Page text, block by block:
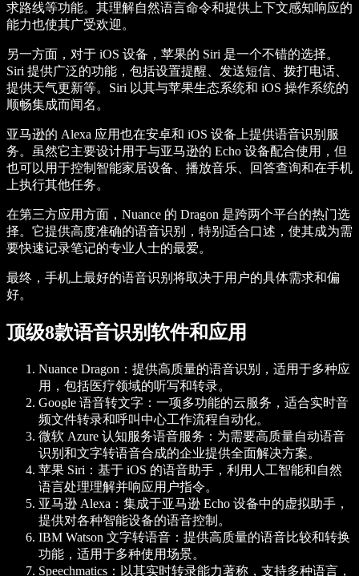
求路线等功能。其理解自然语言命令和提供上下文感知响应的
能力也使其广受欢迎。
另一方面，对于 iOS 设备，苹果的 Siri 是一个不错的选择。
Siri 提供广泛的功能，包括设置提醒、发送短信、拨打电话、
提供天气更新等。Siri 以其与苹果生态系统和 iOS 操作系统的
顺畅集成而闻名。
亚马逊的 Alexa 应用也在安卓和 iOS 设备上提供语音识别服
务。虽然它主要设计用于与亚马逊的 Echo 设备配合使用，但
也可以用于控制智能家居设备、播放音乐、回答查询和在手机
上执行其他任务。
在第三方应用方面，Nuance 的 Dragon 是跨两个平台的热门选
择。它提供高度准确的语音识别，特别适合口述，使其成为需
要快速记录笔记的专业人士的最爱。
最终，手机上最好的语音识别将取决于用户的具体需求和偏
好。
顶级8款语音识别软件和应用
Nuance Dragon ：提供高质量的语音识别，适用于多种应
用，包括医疗领域的听写和转录。
Google 语音转文字 ：一项多功能的云服务，适合实时音
频文件转录和呼叫中心工作流程自动化。
微软 Azure 认知服务语音服务 ：为需要高质量自动语音
识别和文字转语音合成的企业提供全面解决方案。
苹果 Siri ：基于 iOS 的语音助手，利用人工智能和自然
语言处理理解并响应用户指令。
亚马逊 Alexa ：集成于亚马逊 Echo 设备中的虚拟助手，
提供对各种智能设备的语音控制。
IBM Watson 文字转语音 ：提供高质量的语音比较和转换
功能，适用于多种使用场景。
Speechmatics ：以其实时转录能力著称，支持多种语言，